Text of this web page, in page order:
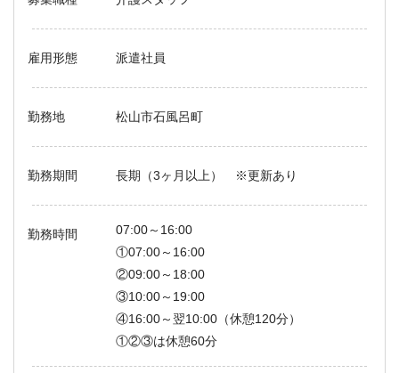
雇用形態 派遣社員
勤務地 松山市石風呂町
勤務期間 長期（3ヶ月以上） ※更新あり
勤務時間
07:00～16:00
①07:00～16:00
②09:00～18:00
③10:00～19:00
④16:00～翌10:00（休憩120分）
①②③は休憩60分